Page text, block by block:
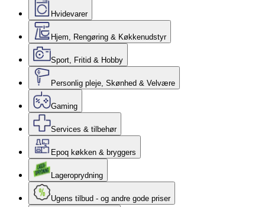
Hvidevarer
Hjem, Rengøring & Køkkenudstyr
Sport, Fritid & Hobby
Personlig pleje, Skønhed & Velvære
Gaming
Services & tilbehør
Epoq køkken & bryggers
Lageroprydning
Ugens tilbud - og andre gode priser